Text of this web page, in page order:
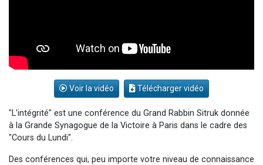
Voir la vidéo Télécharger vidéo
"L'intégrité" est une conférence du Grand Rabbin Sitruk donnée
à la Grande Synagogue de la Victoire à Paris dans le cadre des
"Cours du Lundi".
Des conférences qui, peu importe votre niveau de connaissance